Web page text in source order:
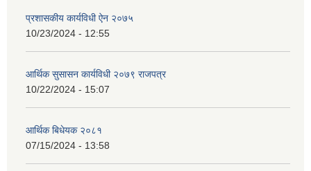
प्रशासकीय कार्यविधी ऐन २०७५
10/23/2024 - 12:55
आर्थिक सुसासन कार्यविधी २०७९ राजपत्र
10/22/2024 - 15:07
आर्थिक बिधेयक २०८१
07/15/2024 - 13:58